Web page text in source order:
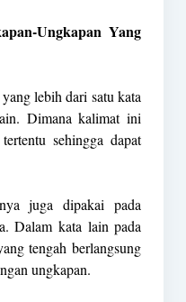
Ungkapan Yang
lebih dari satu kata
Dimana kalimat ini
sehingga dapat
juga dipakai pada
Dalam kata lain pada
tengah berlangsung
ungkapan.